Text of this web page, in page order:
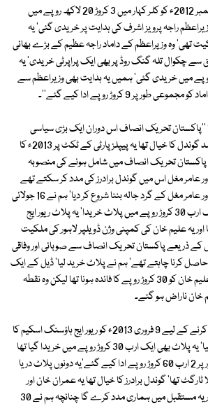
ہم نے سب سے پہلے 18 دسمبر 2012ء کو کلر کہار میں 3 کروڑ 20 لاکھ روپے میں
راجہ پرویز اشرف کی ہدایت پر خریدی گئی' یہ
تھی' وہ وزیراعظم کے داماد راجہ عظیم کے بڑے بھائی
سے چکوال تلہ گنگ روڈ پر بھی ایک پراپرٹی خریدی' یہ
کروڑ 45 لاکھ روپے میں خریدی گئی' ہمیں یہ ہدایت بھی وزیراعظم سے
پر 9 کروڑ روپے ادا کیے گئے''۔
''پاکستان تحریک انصاف اس دوران ایک بڑی سیاسی
طاقت بن چکی تھی' نذر محمد گوندل کا خیال تھا یہ پیپلز پارٹی کے ٹکٹ پر 2013ء کا
پاکستان تحریک انصاف میں شامل ہونے کی منصوبہ
عامر مغل اس میں گوندل برادرز کی مدد کر سکتے تھے
چنانچہ انھوں نے علیم خان اور عامر مغل کے گرد جالہ بننا شروع کر دیا' ہم نے 16 جولائی
2012ء کو علیم خان سے ایک ارب 30 کروڑ روپے میں پلاٹ خریدا' یہ پلاٹ ریور ایج
اور یہ علیم خان کی کمپنی وژن ڈویلپر لاہور کی ملکیت
کے ذریعے پاکستان تحریک انصاف سے صوبائی اور وفاقی
کرنا چاہتے تھے' ہم نے پلاٹ خرید لیا' ڈیل کے ایک
سرکاری نقطے کی وجہ سے علیم خان کو 30 کروڑ روپے کا فائدہ ہونا تھا لیکن وہ نقطہ
خان ناراض ہو گئے۔
گوندل برادرز نے انھیں راضی کرنے کے لیے 9 فروری 2013ء کو ریور ایج ہاؤسنگ اسکیم کا
ایک دوسرا پلاٹ بھی خرید لیا' یہ پلاٹ بھی ایک ارب 30 کروڑ روپے میں خریدا گیا تھا
یوں علیم خان کو مجموی طور پر 2 ارب 60 کروڑ روپے ادا کیے گئے'یہ دونوں پلاٹ دریا
تھا' گوندل برادرز کا خیال تھا یہ عمران خان اور
علیم دونوں کے قریب ہے اور یہ مستقبل میں ہماری مدد کرے گا چنانچہ ہم نے 30